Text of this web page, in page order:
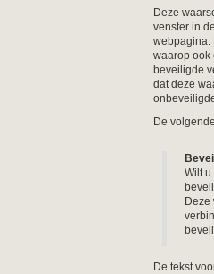
Deze
venster in
webpagina.
waarop ook
beveiligde
dat deze
De
Wilt
De tekst